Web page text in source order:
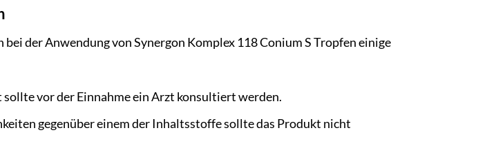
der Anwendung von Synergon Komplex 118 Conium S Tropfen einige
vor der Einnahme ein Arzt konsultiert werden.
gegenüber einem der Inhaltsstoffe sollte das Produkt nicht